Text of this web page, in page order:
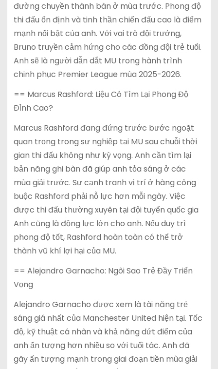
đường chuyền thành bàn ở mùa trước. Phong độ
thi đấu ổn định và tinh thần chiến đấu cao là điểm
mạnh nổi bật của anh. Với vai trò đội trưởng,
Bruno truyền cảm hứng cho các đồng đội trẻ tuổi.
Anh sẽ là người dẫn dắt MU trong hành trình
chinh phục Premier League mùa 2025-2026.
== Marcus Rashford: Liệu Có Tìm Lại Phong Độ
Đỉnh Cao?
Marcus Rashford đang đứng trước bước ngoặt
quan trọng trong sự nghiệp tại MU sau chuỗi thời
gian thi đấu không như kỳ vọng. Anh cần tìm lại
bản năng ghi bàn đã giúp anh tỏa sáng ở các
mùa giải trước. Sự cạnh tranh vị trí ở hàng công
buộc Rashford phải nỗ lực hơn mỗi ngày. Việc
được thi đấu thường xuyên tại đội tuyển quốc gia
Anh cũng là động lực lớn cho anh. Nếu duy trì
phong độ tốt, Rashford hoàn toàn có thể trở
thành vũ khí lợi hại của MU.
== Alejandro Garnacho: Ngôi Sao Trẻ Đầy Triển
Vọng
Alejandro Garnacho được xem là tài năng trẻ
sáng giá nhất của Manchester United hiện tại. Tốc
độ, kỹ thuật cá nhân và khả năng dứt điểm của
anh ấn tượng hơn nhiều so với tuổi tác. Anh đã
gây ấn tượng mạnh trong giai đoạn tiền mùa giải